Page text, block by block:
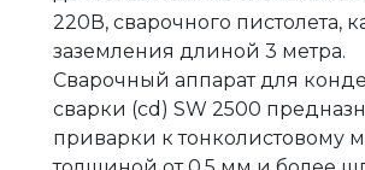
220В, сварочного пистолета,
заземления длиной 3 метра.
Сварочный аппарат для
cварки (cd) SW 2500
приварки к тонколистовому